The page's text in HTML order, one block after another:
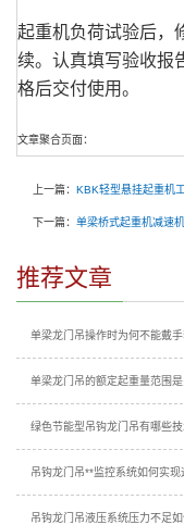
起重机负荷试验后，
续。认真填写验收报
格后交付使用。
文章聚合页面：
上一篇： KBK轻型悬挂起重机
下一篇： 单梁桥式起重机减速
推荐文章
单梁龙门吊操作时为何不能戴
单梁龙门吊的额定起重量范围是
绿色节能型吊钩龙门吊有哪些
吊钩龙门吊**监控系统如何实
吊钩龙门吊液压系统压力不足